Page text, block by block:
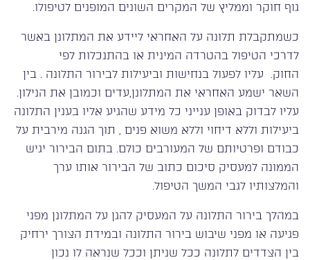
גוף חוקר וממליץ של המקרים השונים המופנים לטיפולו.
כשמתקבלת תלונה על האחראי ליידע את המתלונן באשר
לדרכי הטיפול בהטרדה המינית או בהתנכלות לפי
החוק. עליו לפעול בנחישות וביעילות לבירור התלונה . בין
השאר ישמע האחראי את המתלונן,עדים וכמובן את הנילון.
עליו לבדוק באופן ענייני כל מידע שהגיע אליו בענין התלונה
ביעילות וללא דיחוי וללא משוא פנים , תוך הגנה מירבית על
כבודם ופרטיותם של המעורבים כולם. בתום הבירור יגיש
הממונה למעסיק סיכום כתוב של הבירור אותו ערך
והמלצותיו לגבי המשך הטיפול.
במהלך בירור התלונה על המעסיק להגן על המתלונן מפני
פגיעה או מפני שיבוש בירור התלונה ובמידת הצורך ירחיק
בין הצדדים לתלונה ככל שניתן וככל שנראה לו נכון